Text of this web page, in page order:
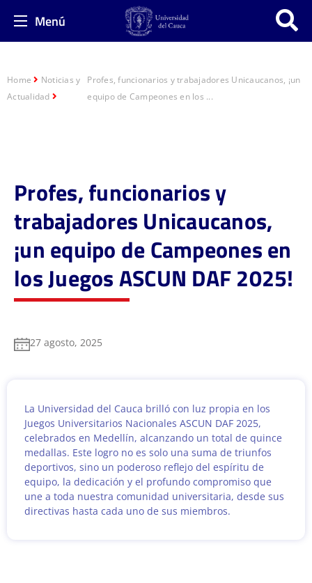
Menú
Home
Noticias y
Actualidad
Profes, funcionarios y trabajadores Unicaucanos, ¡un
equipo de Campeones en los ...
Profes, funcionarios y
trabajadores Unicaucanos,
¡un equipo de Campeones en
los Juegos ASCUN DAF 2025!
27 agosto, 2025
La Universidad del Cauca brilló con luz propia en los
Juegos Universitarios Nacionales ASCUN DAF 2025,
celebrados en Medellín, alcanzando un total de quince
medallas. Este logro no es solo una suma de triunfos
deportivos, sino un poderoso reflejo del espíritu de
equipo, la dedicación y el profundo compromiso que
une a toda nuestra comunidad universitaria, desde sus
directivas hasta cada uno de sus miembros.